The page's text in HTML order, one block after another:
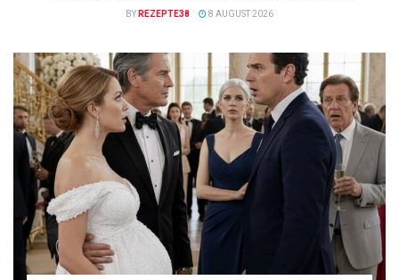
BY REZEPTE38 8 AUGUST 2026